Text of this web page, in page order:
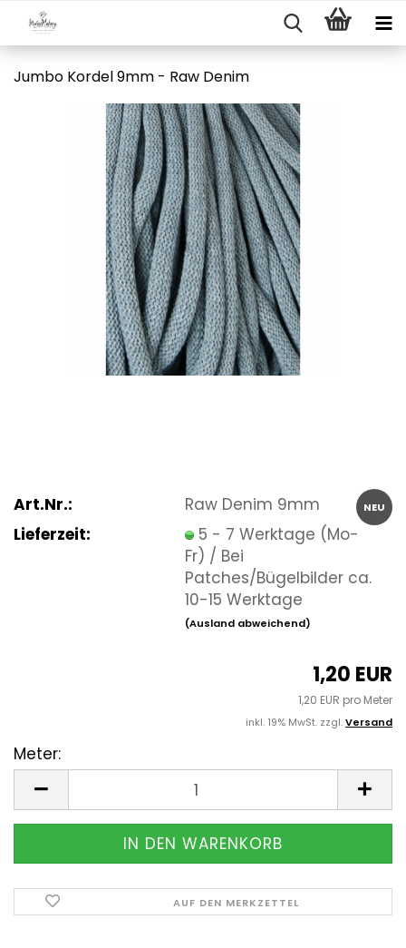
Jumbo Kordel 9mm - Raw Denim
NEU
Art.Nr.:
Raw Denim 9mm
Lieferzeit:
5 - 7 Werktage (Mo-
Fr) / Bei
Patches/Bügelbilder ca.
10-15 Werktage
(Ausland abweichend)
1,20 EUR
1,20 EUR pro Meter
inkl. 19% MwSt. zzgl.Versand
Meter:
AUF DEN MERKZETTEL